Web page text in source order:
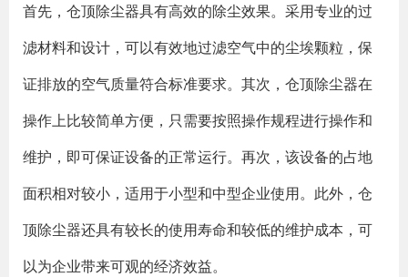
首先，仓顶除尘器具有高效的除尘效果。采用专业的过
滤材料和设计，可以有效地过滤空气中的尘埃颗粒，保
证排放的空气质量符合标准要求。其次，仓顶除尘器在
操作上比较简单方便，只需要按照操作规程进行操作和
维护，即可保证设备的正常运行。再次，该设备的占地
面积相对较小，适用于小型和中型企业使用。此外，仓
顶除尘器还具有较长的使用寿命和较低的维护成本，可
以为企业带来可观的经济效益。